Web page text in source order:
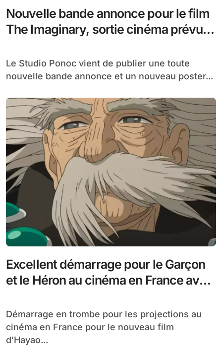
Nouvelle bande annonce pour le film
The Imaginary, sortie cinéma prévue
Le Studio Ponoc vient de publier une toute
nouvelle bande annonce et un nouveau poster...
Excellent démarrage pour le Garçon
et le Héron au cinéma en France avec
Miyazaki
Démarrage en trombe pour les projections au
cinéma en France pour le nouveau film
d’Hayao...